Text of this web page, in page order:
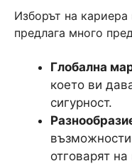
Изборът на
предлага много
Глобална
което ви
сигурност.
отговарят